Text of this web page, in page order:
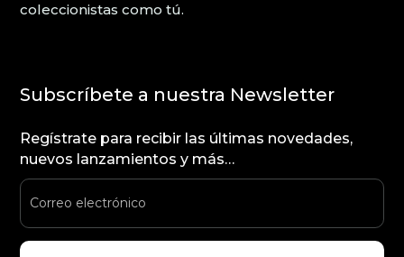
coleccionistas como tú.
Subscríbete a nuestra Newsletter
Regístrate para recibir las últimas novedades,
nuevos lanzamientos y más…